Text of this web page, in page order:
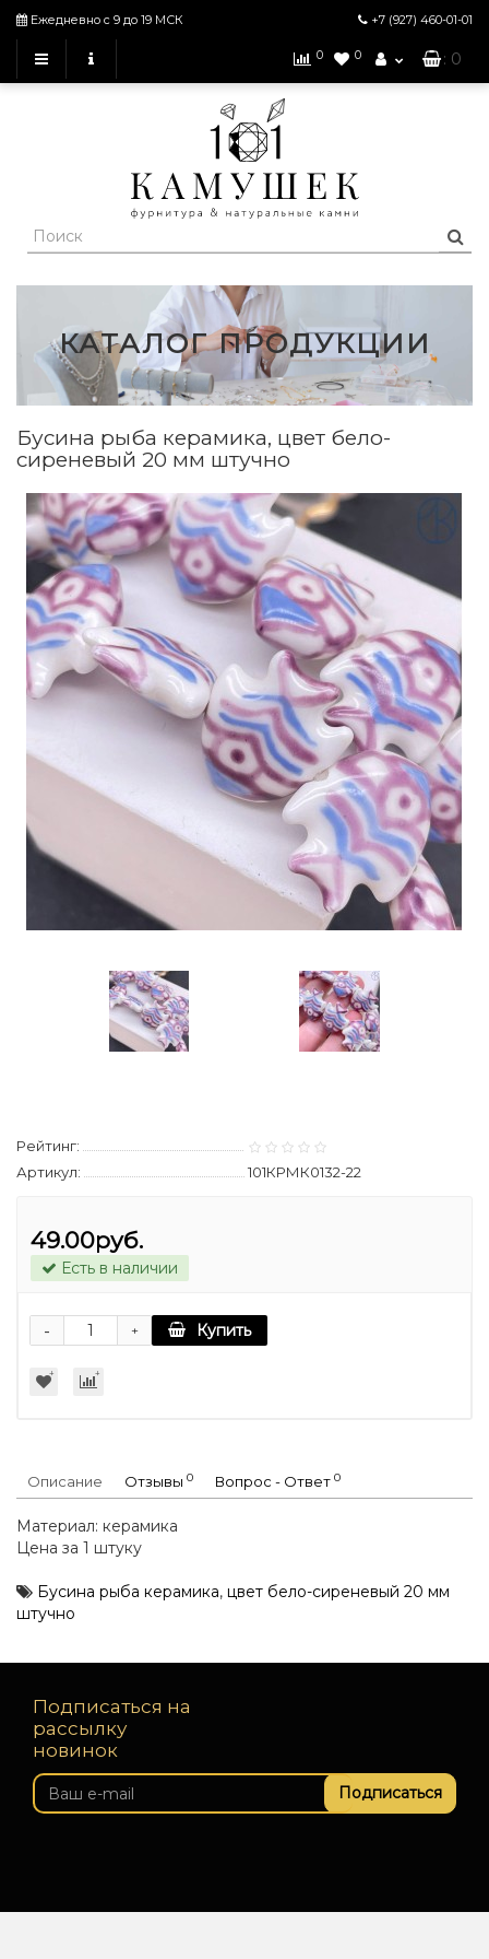
Ежедневно с 9 до 19 МСК +7 (927) 460-01-01
0 0 : 0
КАТАЛОГ ПРОДУКЦИИ
Бусина рыба керамика, цвет бело-
сиреневый 20 мм штучно
Рейтинг:
Артикул:
101КРМК0132-22
49.00руб.
Есть в наличии
+
- Купить
Описание Отзывы 0 Вопрос - Ответ 0
Материал: керамика
Цена за 1 штуку
Бусина рыба керамика, цвет бело-сиреневый 20 мм
штучно
Подписаться на
рассылку
новинок
Подписаться